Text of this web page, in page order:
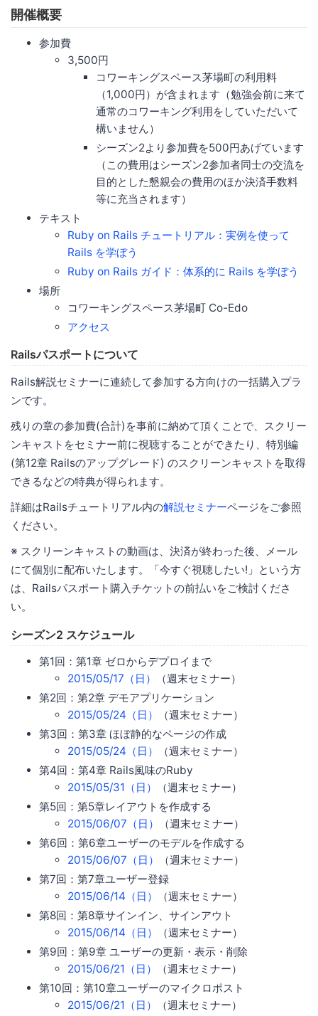
開催概要
参加費
3,500円
コワーキングスペース茅場町の利用料
（1,000円）が含まれます（勉強会前に来て
通常のコワーキング利用をしていただいて
構いません）
シーズン2より参加費を500円あげています
（この費用はシーズン2参加者同士の交流を
目的とした懇親会の費用のほか決済手数料
等に充当されます）
テキスト
Ruby on Rails チュートリアル：実例を使って
Rails を学ぼう
Ruby on Rails ガイド：体系的に Rails を学ぼう
場所
コワーキングスペース茅場町 Co-Edo
アクセス
Railsパスポートについて
Rails解説セミナーに連続して参加する方向けの一括購入プラ
ンです。
残りの章の参加費(合計)を事前に納めて頂くことで、スクリー
ンキャストをセミナー前に視聴することができたり、特別編
(第12章 Railsのアップグレード) のスクリーンキャストを取得
できるなどの特典が得られます。
詳細はRailsチュートリアル内の解説セミナーページをご参照
ください。
※ スクリーンキャストの動画は、決済が終わった後、メール
にて個別に配布いたします。「今すぐ視聴したい!」という方
は、Railsパスポート購入チケットの前払いをご検討くださ
い。
シーズン2 スケジュール
第1回：第1章 ゼロからデプロイまで
2015/05/17（日）
（週末セミナー）
第2回：第2章 デモアプリケーション
2015/05/24（日）
（週末セミナー）
第3回：第3章 ほぼ静的なページの作成
2015/05/24（日）
（週末セミナー）
第4回：第4章 Rails風味のRuby
2015/05/31（日）
（週末セミナー）
第5回：第5章レイアウトを作成する
2015/06/07（日）
（週末セミナー）
第6回：第6章ユーザーのモデルを作成する
2015/06/07（日）
（週末セミナー）
第7回：第7章ユーザー登録
2015/06/14（日）
（週末セミナー）
第8回：第8章サインイン、サインアウト
2015/06/14（日）
（週末セミナー）
第9回：第9章 ユーザーの更新・表示・削除
2015/06/21（日）
（週末セミナー）
第10回：第10章ユーザーのマイクロポスト
2015/06/21（日）
（週末セミナー）